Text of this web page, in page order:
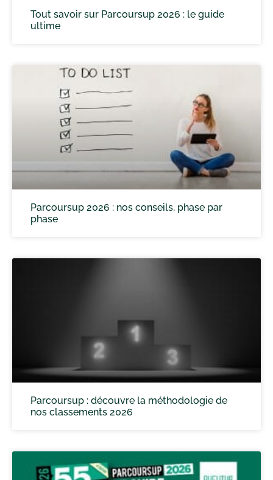
Tout savoir sur Parcoursup 2026 : le guide
ultime
Parcoursup 2026 : nos conseils, phase par
phase
Parcoursup : découvre la méthodologie de
nos classements 2026